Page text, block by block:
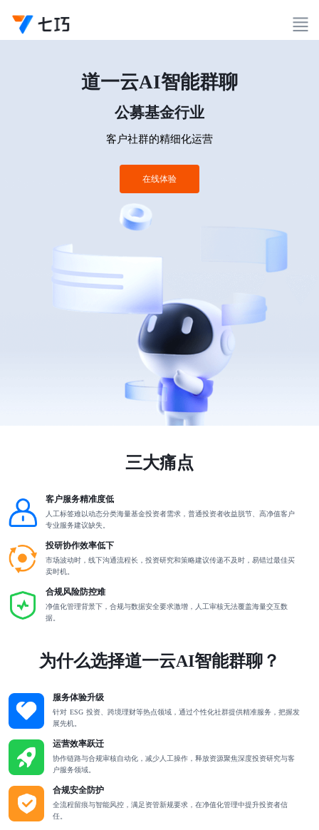
道一云AI智能群聊
公募基金行业
客户社群的精细化运营
在线体验
三大痛点
客户服务精准度低
人工标签难以动态分类海量基金投资者需求，普通投资者收益脱节、高净值客户
专业服务建议缺失。
投研协作效率低下
市场波动时，线下沟通流程长，投资研究和策略建议传递不及时，易错过最佳买
卖时机。
合规风险防控难
净值化管理背景下，合规与数据安全要求激增，人工审核无法覆盖海量交互数
据。
为什么选择道一云AI智能群聊？
服务体验升级
针对 ESG 投资、跨境理财等热点领域，通过个性化社群提供精准服务，把握发
展先机。
运营效率跃迁
协作链路与合规审核自动化，减少人工操作，释放资源聚焦深度投资研究与客
户服务领域。
合规安全防护
全流程留痕与智能风控，满足资管新规要求，在净值化管理中提升投资者信
任。